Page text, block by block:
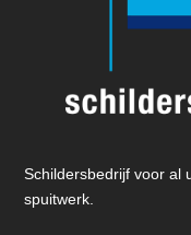
Schildersbedrijf voor al
spuitwerk.